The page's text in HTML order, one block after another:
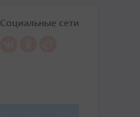
Социальные сети